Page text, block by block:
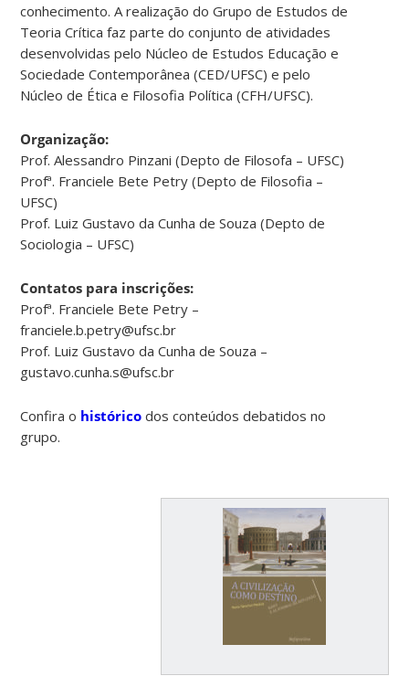
conhecimento. A realização do Grupo de Estudos de
Teoria Crítica faz parte do conjunto de atividades
desenvolvidas pelo Núcleo de Estudos Educação e
Sociedade Contemporânea (CED/UFSC) e pelo
Núcleo de Ética e Filosofia Política (CFH/UFSC).
Organização:
Prof. Alessandro Pinzani (Depto de Filosofa – UFSC)
Profª. Franciele Bete Petry (Depto de Filosofia –
UFSC)
Prof. Luiz Gustavo da Cunha de Souza (Depto de
Sociologia – UFSC)
Contatos para inscrições:
Profª. Franciele Bete Petry –
franciele.b.petry@ufsc.br
Prof. Luiz Gustavo da Cunha de Souza –
gustavo.cunha.s@ufsc.br
Confira o históricodos conteúdos debatidos no
grupo.